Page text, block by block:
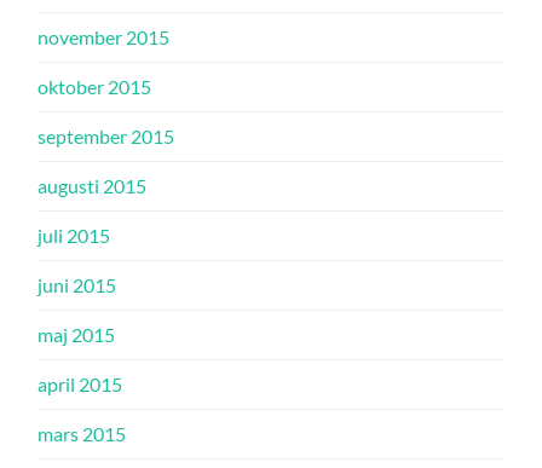
november 2015
oktober 2015
september 2015
augusti 2015
juli 2015
juni 2015
maj 2015
april 2015
mars 2015